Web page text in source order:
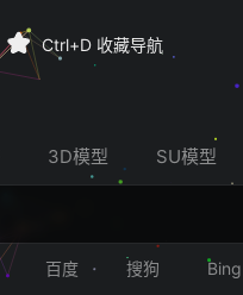
Ctrl+D 收藏导航
3D模型 SU模型
百度 搜狗 Bing